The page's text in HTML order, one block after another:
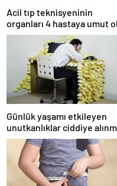
Acil tıp teknisyeninin
organları 4 hastaya umut
Günlük yaşamı etkileyen
unutkanlıklar ciddiye